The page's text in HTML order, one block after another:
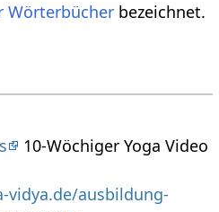
Wörterbücher bezeichnet.
10-Wöchiger Yoga Video
vidya.de/ausbildung-